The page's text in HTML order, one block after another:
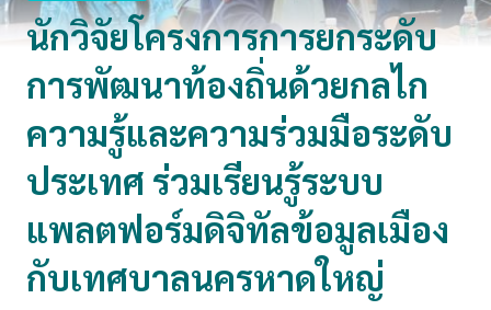
นักวิจัยโครงการการยกระดับ
การพัฒนาท้องถิ่นด้วยกลไก
ความรู้และความร่วมมือระดับ
ประเทศ ร่วมเรียนรู้ระบบ
แพลตฟอร์มดิจิทัลข้อมูลเมือง
กับเทศบาลนครหาดใหญ่